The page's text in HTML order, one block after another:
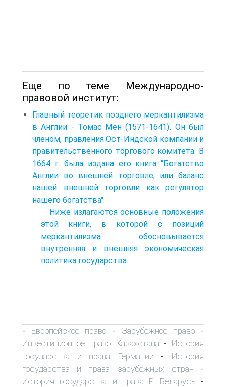
Еще по теме Международно-
правовой институт:
Главный теоретик позднего меркантилизма
в Англии - Томас Мен (1571-1641). Он был
членом, правления Ост-Индской компании и
правительственного торгового комитета. В
1664 г. была издана его книга "Богатство
Англии во внешней торговле, или баланс
нашей внешней торговли как регулятор
нашего богатства".
Ниже излагаются основные положения
этой книги, в которой с позиций
меркантилизма обосновывается
внутренняя и внешняя экономическая
политика государства.
- Европейское право - Зарубежное право -
Инвестиционное право Казахстана - История
государства и права Германии - История
государства и права зарубежных стран -
История государства и права Р. Беларусь -